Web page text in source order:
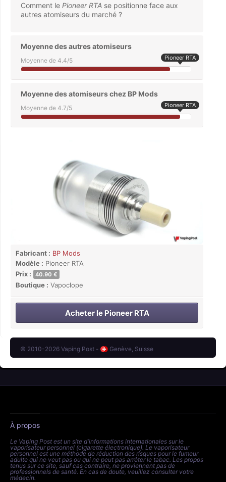
Comment le Pioneer RTA se positionne face aux
autres atomiseurs du marché ?
Moyenne des autres atomiseurs
Moyenne de 4.4/5 Pioneer RTA
Moyenne des atomiseurs chez BP Mods
Moyenne de 4.7/5 Pioneer RTA
Fabricant : BP Mods
Modèle : Pioneer RTA
Prix :
40.90 €
Boutique : Vapoclope
Acheter le Pioneer RTA
© 2010-2026 Vaping Post - Genève, Suisse
À propos
Le Vaping Post est un site d'informations internationales sur le
vaporisateur personnel (cigarette électronique). Le vaporisateur
personnel est une méthode de réduction des risques pour le fumeur
adulte qui ne veut pas ou qui ne peut pas arrêter le tabac. Les propos
tenus sur ce site, sauf cas contraire, ne proviennent pas de
professionnels de santé. En cas de doute, veuillez consulter votre
médecin.